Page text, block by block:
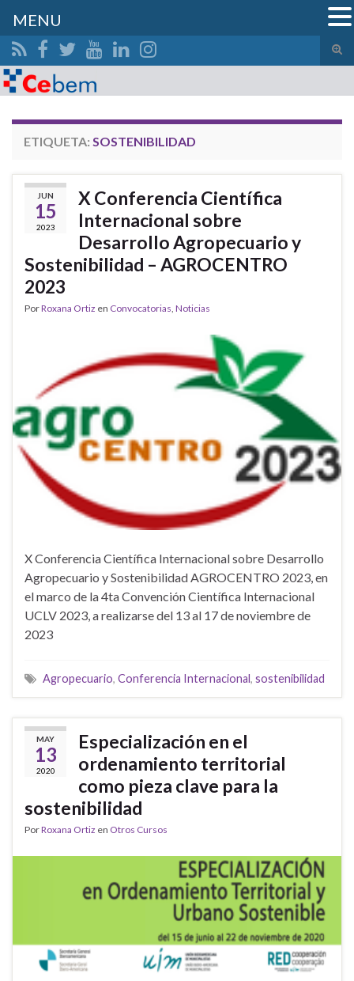
el
Search for:
ETIQUETA: SOSTENIBILIDAD
JUN
15
2023
X Conferencia Científica
Internacional sobre
Desarrollo Agropecuario y
Sostenibilidad – AGROCENTRO
2023
PorRoxana Ortiz en Convocatorias, Noticias
X Conferencia Científica Internacional sobre Desarrollo
Agropecuario y Sostenibilidad AGROCENTRO 2023, en
el marco de la 4ta Convención Científica Internacional
UCLV 2023, a realizarse del 13 al 17 de noviembre de
2023
Agropecuario, Conferencia Internacional, sostenibilidad
MAY
13
2020
Especialización en el
ordenamiento territorial
como pieza clave para la
sostenibilidad
PorRoxana Ortiz en Otros Cursos
MENU